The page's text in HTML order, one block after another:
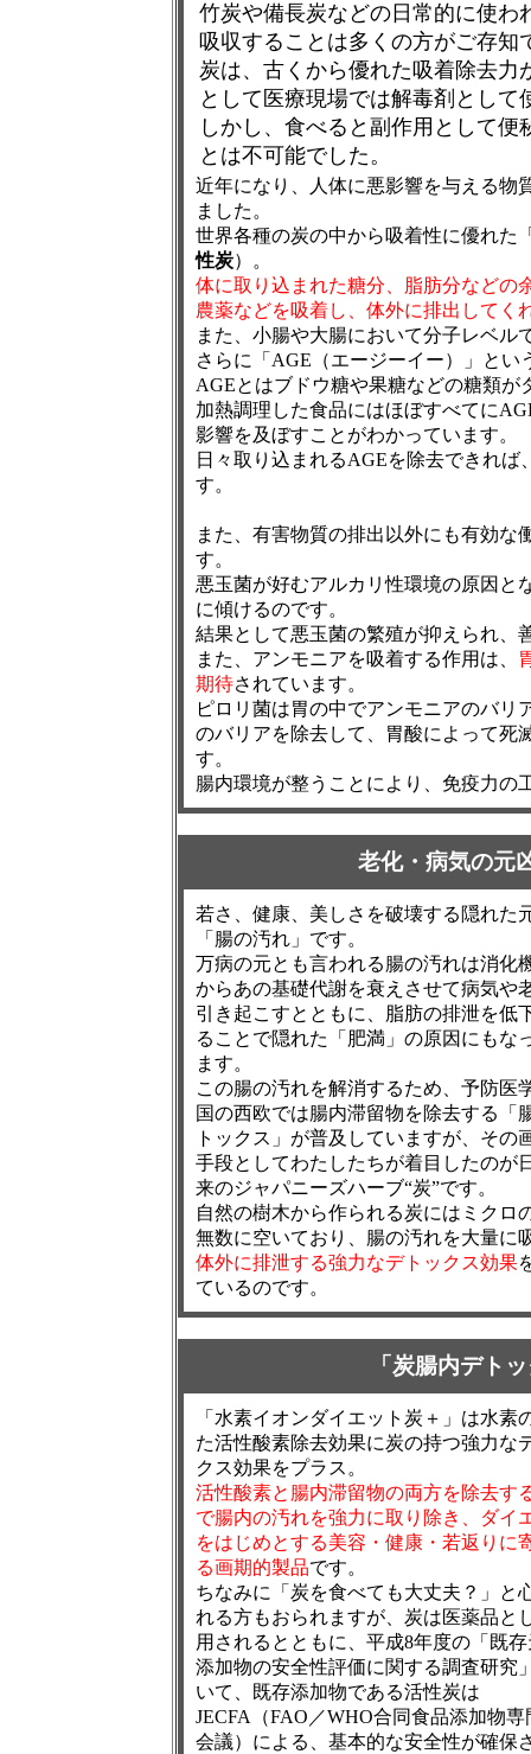
竹炭や備長炭などの日常的に使わ
吸収することは多くの方がご存知
炭は、古くから優れた吸着除去力
として医療現場では解毒剤として
しかし、食べると副作用として便
とは不可能でした。
近年になり、人体に悪影響を与える物
ました。
世界各種の炭の中から吸着性に優れた
性炭）。
体に取り込まれた糖分、脂肪分などの
農薬などを吸着し、体外に排出してく
また、小腸や大腸において分子レベル
さらに「AGE（エージーイー）」と
AGEとはブドウ糖や果糖などの糖類
加熱調理した食品にはほぼすべてに
影響を及ぼすことがわかっています。
日々取り込まれるAGEを除去できれ
す。
また、有害物質の排出以外にも有効な
す。
悪玉菌が好むアルカリ性環境の原因と
に傾けるのです。
結果として悪玉菌の繁殖が抑えられ、
また、アンモニアを吸着する作用は、
期待されています。
ピロリ菌は胃の中でアンモニアのバリ
のバリアを除去して、胃酸によって死
す。
腸内環境が整うことにより、免疫力の
老化・病気の元
若さ、健康、美しさを破壊する隠れた
「腸の汚れ」です。
万病の元とも言われる腸の汚れは消化
からあの基礎代謝を衰えさせて病気や
引き起こすとともに、脂肪の排泄を低
ることで隠れた「肥満」の原因にもな
ます。
この腸の汚れを解消するため、予防医
国の西欧では腸内滞留物を除去する「
トックス」が普及していますが、その
手段としてわたしたちが着目したのが
来のジャパニーズハーブ“炭”です。
自然の樹木から作られる炭にはミクロ
無数に空いており、腸の汚れを大量に
体外に排泄する強力なデトックス効果
ているのです。
「炭腸内デト
「水素イオンダイエット炭＋」は水素
た活性酸素除去効果に炭の持つ強力な
クス効果をプラス。
活性酸素と腸内滞留物の両方を除去す
で腸内の汚れを強力に取り除き、ダイ
をはじめとする美容・健康・若返りに
る画期的製品です。
ちなみに「炭を食べても大丈夫？」と
れる方もおられますが、炭は医薬品と
用されるとともに、平成8年度の「既
添加物の安全性評価に関する調査研究
いて、既存添加物である活性炭は
JECFA（FAO／WHO合同食品添加物専
会議）による、基本的な安全性が確保